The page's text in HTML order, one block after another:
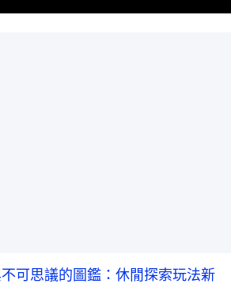
可思議的圖鑑：休閒探索玩法新